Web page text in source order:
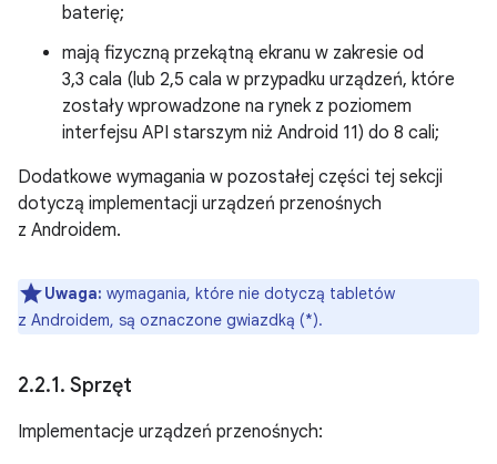
baterię;
mają fizyczną przekątną ekranu w zakresie od
3,3 cala (lub 2,5 cala w przypadku urządzeń, które
zostały wprowadzone na rynek z poziomem
interfejsu API starszym niż Android 11) do 8 cali;
Dodatkowe wymagania w pozostałej części tej sekcji
dotyczą implementacji urządzeń przenośnych
z Androidem.
Uwaga: wymagania, które nie dotyczą tabletów
z Androidem, są oznaczone gwiazdką (*).
2.2.1. Sprzęt
Implementacje urządzeń przenośnych: